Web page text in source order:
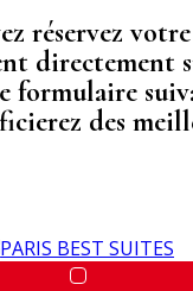
réservez votre
directement
formulaire
des